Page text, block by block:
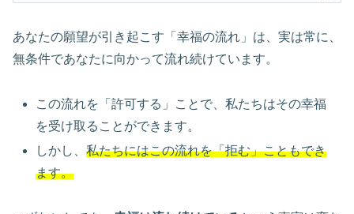
あなたの願望が引き起こす「幸福の流れ」は、実は常に、
無条件であなたに向かって流れ続けています。
この流れを「許可する」ことで、私たちはその幸福
を受け取ることができます。
しかし、私たちにはこの流れを「拒む」こともでき
ます。